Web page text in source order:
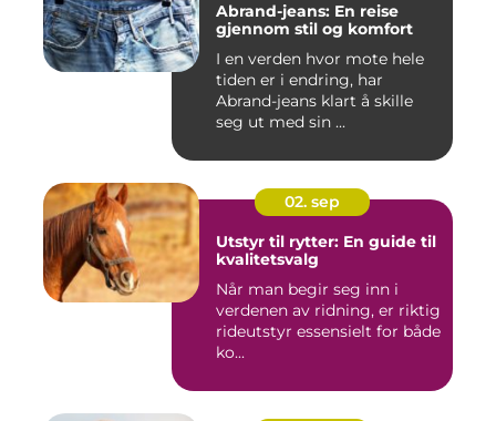
Abrand-jeans: En reise
gjennom stil og komfort
I en verden hvor mote hele
tiden er i endring, har
Abrand-jeans klart å skille
seg ut med sin ...
02. sep
Utstyr til rytter: En guide til
kvalitetsvalg
Når man begir seg inn i
verdenen av ridning, er riktig
rideutstyr essensielt for både
ko...